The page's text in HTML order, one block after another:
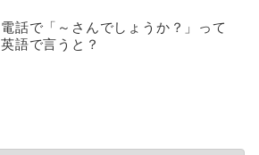
電話で「～さんでしょうか？」って
英語で言うと？